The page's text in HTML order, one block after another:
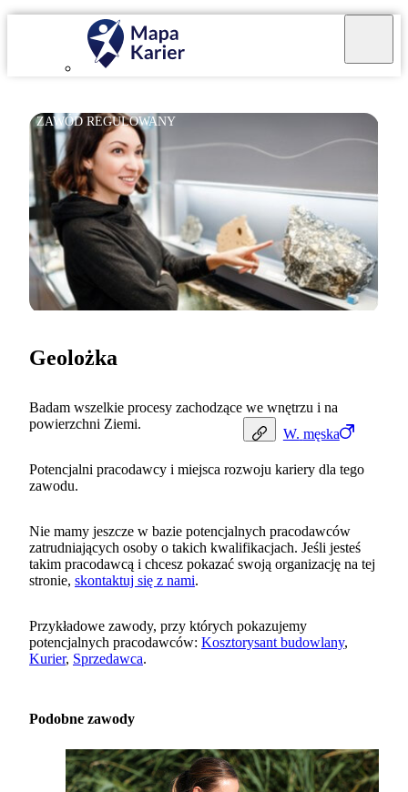
ZAWÓD REGULOWANY
W. męska
Geolożka
Badam wszelkie procesy zachodzące we wnętrzu i na
powierzchni Ziemi.
Potencjalni pracodawcy i miejsca rozwoju kariery dla tego
zawodu.
Nie mamy jeszcze w bazie potencjalnych pracodawców
zatrudniających osoby o takich kwalifikacjach. Jeśli jesteś
takim pracodawcą i chcesz pokazać swoją organizację na tej
stronie, skontaktuj się z nami.
Przykładowe zawody, przy których pokazujemy
potencjalnych pracodawców: Kosztorysant budowlany,
Kurier, Sprzedawca.
Podobne zawody